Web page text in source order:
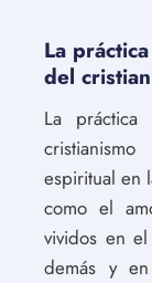
La
del
La
espiritual en
como el
vividos en
demás y